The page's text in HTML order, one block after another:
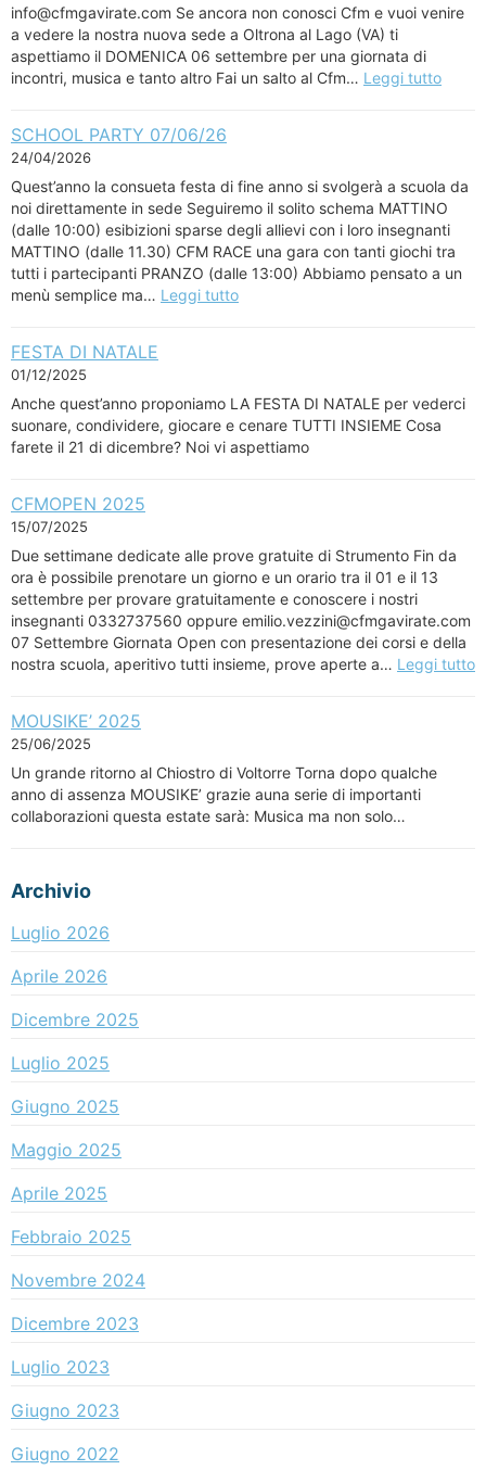
info@cfmgavirate.com Se ancora non conosci Cfm e vuoi venire
a vedere la nostra nuova sede a Oltrona al Lago (VA) ti
aspettiamo il DOMENICA 06 settembre per una giornata di
incontri, musica e tanto altro Fai un salto al Cfm… Leggi tutto
SCHOOL PARTY 07/06/26
24/04/2026
Quest’anno la consueta festa di fine anno si svolgerà a scuola da
noi direttamente in sede Seguiremo il solito schema MATTINO
(dalle 10:00) esibizioni sparse degli allievi con i loro insegnanti
MATTINO (dalle 11.30) CFM RACE una gara con tanti giochi tra
tutti i partecipanti PRANZO (dalle 13:00) Abbiamo pensato a un
menù semplice ma… Leggi tutto
FESTA DI NATALE
01/12/2025
Anche quest’anno proponiamo LA FESTA DI NATALE per vederci
suonare, condividere, giocare e cenare TUTTI INSIEME Cosa
farete il 21 di dicembre? Noi vi aspettiamo
CFMOPEN 2025
15/07/2025
Due settimane dedicate alle prove gratuite di Strumento Fin da
ora è possibile prenotare un giorno e un orario tra il 01 e il 13
settembre per provare gratuitamente e conoscere i nostri
insegnanti 0332737560 oppure emilio.vezzini@cfmgavirate.com
07 Settembre Giornata Open con presentazione dei corsi e della
nostra scuola, aperitivo tutti insieme, prove aperte a… Leggi tutto
MOUSIKE’ 2025
25/06/2025
Un grande ritorno al Chiostro di Voltorre Torna dopo qualche
anno di assenza MOUSIKE’ grazie auna serie di importanti
collaborazioni questa estate sarà: Musica ma non solo…
Archivio
Luglio 2026
Aprile 2026
Dicembre 2025
Luglio 2025
Giugno 2025
Maggio 2025
Aprile 2025
Febbraio 2025
Novembre 2024
Dicembre 2023
Luglio 2023
Giugno 2023
Giugno 2022